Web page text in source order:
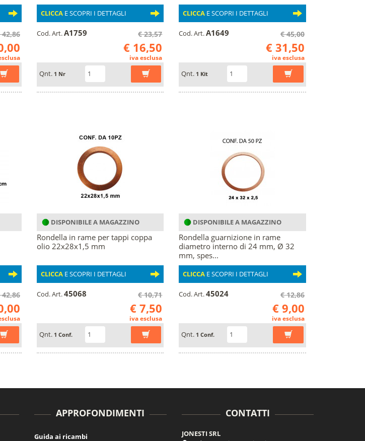
42,86
CLICCAE SCOPRI I DETTAGLI
Cod. Art.A1759 € 23,57
€ 16,50
iva esclusa
Qnt. 1 Nr
CLICCA E SCOPRI I DETTAGLI
Cod. Art.A1649 € 45,00
€ 31,50
iva esclusa
Qnt. 1 Kit
42,86
DISPONIBILE A MAGAZZINO
Rondella in rame per tappi coppa
olio 22x28x1,5 mm
CLICCAE SCOPRI I DETTAGLI
Cod. Art.45068 € 10,71
€ 7,50
iva esclusa
Qnt. 1 Conf.
DISPONIBILE A MAGAZZINO
Rondella guarnizione in rame
diametro interno di 24 mm, Ø 32
mm, spes...
CLICCA E SCOPRI I DETTAGLI
Cod. Art.45024 € 12,86
€ 9,00
iva esclusa
Qnt. 1 Conf.
APPROFONDIMENTI
Guida ai ricambi
CONTATTI
JONESTI SRL